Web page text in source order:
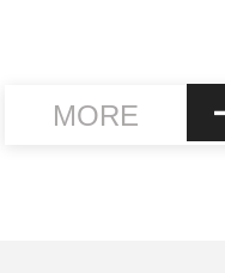
MORE